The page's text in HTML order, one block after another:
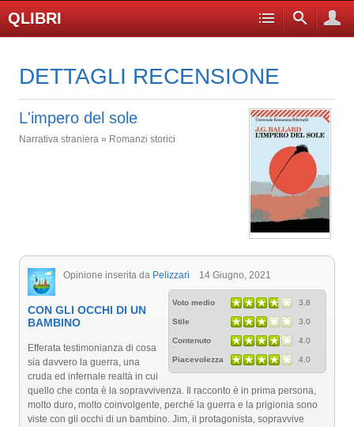
QLIBRI
DETTAGLI RECENSIONE
L'impero del sole
Narrativa straniera » Romanzi storici
Opinione inserita da Pelizzari 14 Giugno, 2021
Voto medio 3.8
Stile 3.0
Contenuto 4.0
Piacevolezza 4.0
CON GLI OCCHI DI UN
BAMBINO
Efferata testimonianza di cosa
sia davvero la guerra, una
cruda ed infernale realtà in cui
quello che conta è la sopravvivenza. Il racconto è in prima persona,
molto duro, molto coinvolgente, perché la guerra e la prigionia sono
viste con gli occhi di un bambino. Jim, il protagonista, sopravvive